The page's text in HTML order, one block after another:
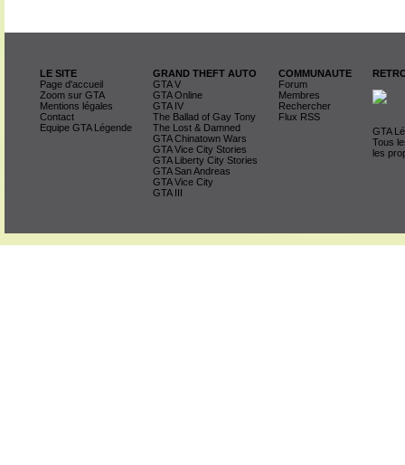
LE SITE
Page d'accueil
Zoom sur GTA
Mentions légales
Contact
Equipe GTA Légende
GRAND THEFT AUTO
GTA V
GTA Online
GTA IV
The Ballad of Gay Tony
The Lost & Damned
GTA Chinatown Wars
GTA Vice City Stories
GTA Liberty City Stories
GTA San Andreas
GTA Vice City
GTA III
COMMUNAUTE
Forum
Membres
Rechercher
Flux RSS
GTA
Tous
les